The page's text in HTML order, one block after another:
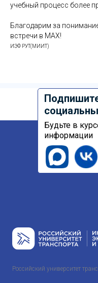
учебный процесс более
Благодарим за
встречи в МАХ!
ИЭФ РУТ(МИИТ)
Будьте в
информации
Российский университет